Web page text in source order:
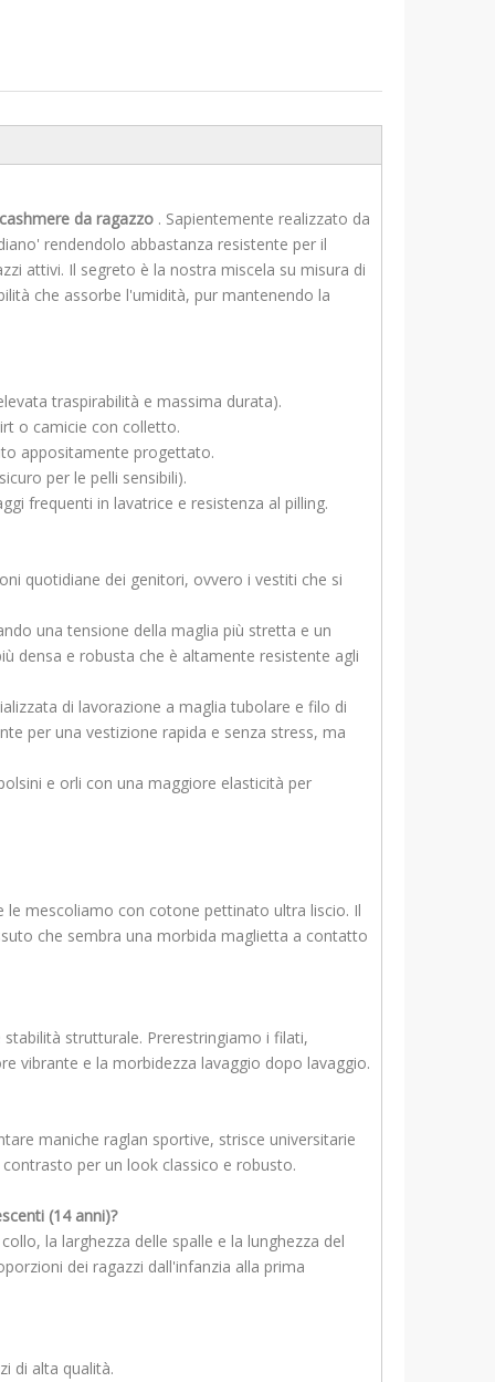
da ragazzo . Sapientemente realizzato da
rendendolo abbastanza resistente per il
attivi. Il segreto è la nostra miscela su misura di
che assorbe l'umidità, pur mantenendo la
traspirabilità e massima durata).
o camicie con colletto.
appositamente progettato.
per le pelli sensibili).
frequenti in lavatrice e resistenza al pilling.
quotidiane dei genitori, ovvero i vestiti che si
una tensione della maglia più stretta e un
densa e robusta che è altamente resistente agli
di lavorazione a maglia tubolare e filo di
per una vestizione rapida e senza stress, ma
e orli con una maggiore elasticità per
le mescoliamo con cotone pettinato ultra liscio. Il
che sembra una morbida maglietta a contatto
strutturale. Prerestringiamo i filati,
vibrante e la morbidezza lavaggio dopo lavaggio.
maniche raglan sportive, strisce universitarie
per un look classico e robusto.
(14 anni)?
la larghezza delle spalle e la lunghezza del
dei ragazzi dall'infanzia alla prima
di alta qualità.